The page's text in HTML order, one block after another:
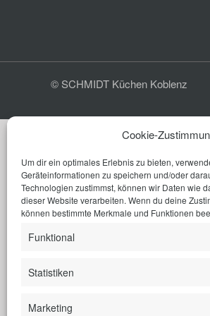
Cookie-
Um dir ein optimales Erlebnis zu bieten,
Geräteinformationen zu speichern und/oder
Technologien zustimmst, können wir Daten wie
dieser Website verarbeiten. Wenn du deine
können bestimmte Merkmale und Funktionen
Funktional
Statistiken
Marketing
© SCHMIDT Küchen Koblenz